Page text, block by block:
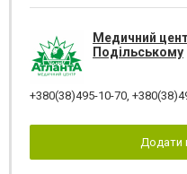
Медичний
Подільському
+380(38)495-10-70,
Додати